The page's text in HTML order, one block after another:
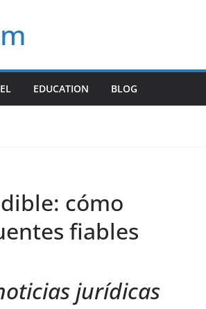
EDUCATION BLOG
cómo
fiables
jurídicas